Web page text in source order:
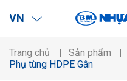
VN
Trang chủ Sản phẩm
Phụ tùng HDPE Gân